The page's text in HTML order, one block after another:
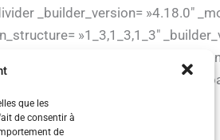
que les
de consentir à
de
_builder_version= »4.18.0″
»1_3,1_3,1_3″
type= »1_3″
_module_preset= »default »
SPEG !